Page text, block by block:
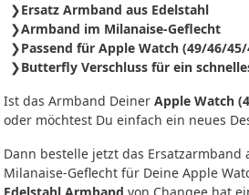
Ersatz Armband aus Edelstahl
Armband im Milanaise-Geflecht
Passend für Apple Watch (49/46/
Butterfly Verschluss für ein
Ist das Armband Deiner Apple Watch
oder möchtest Du einfach ein neues
Dann bestelle jetzt das Ersatzarmband
Milanaise-Geflecht für Deine Apple